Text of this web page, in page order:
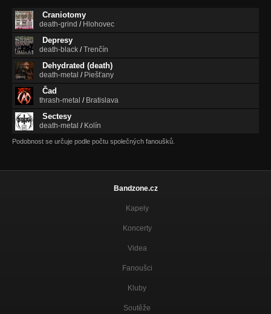
Craniotomy
death-grind / Hlohovec
Depresy
death-black /Trenčín
Dehydrated (death)
death-metal / Piešťany
Čad
thrash-metal / Bratislava
Sectesy
death-metal / Kolín
Podobnost se určuje podle počtu společných fanoušků.
Bandzone.cz
Kapely
Koncerty
Videa
Fanoušci
Kluby
Soutěže